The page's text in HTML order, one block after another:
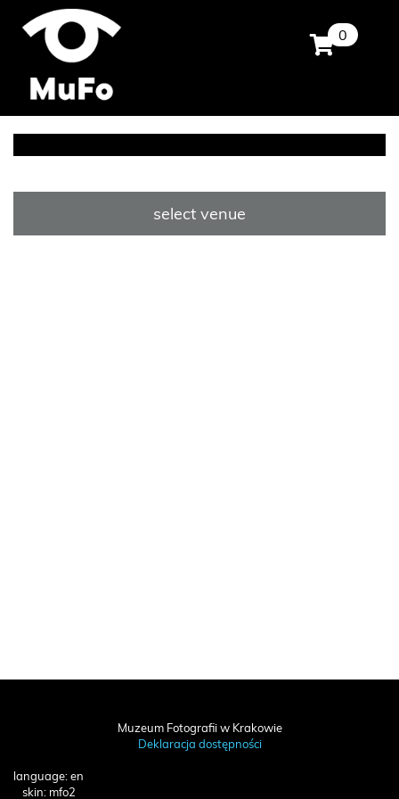
0
select venue
Muzeum Fotografii w Krakowie
Deklaracja dostępności
language: en
skin: mfo2